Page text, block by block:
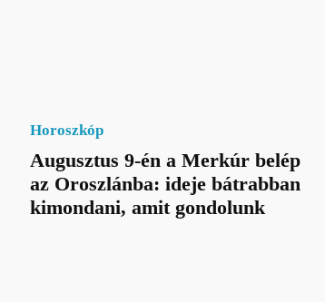
Horoszkóp
Augusztus 9-én a Merkúr belép
az Oroszlánba: ideje bátrabban
kimondani, amit gondolunk